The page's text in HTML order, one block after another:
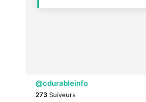
@cdurableinfo
273 Suiveurs